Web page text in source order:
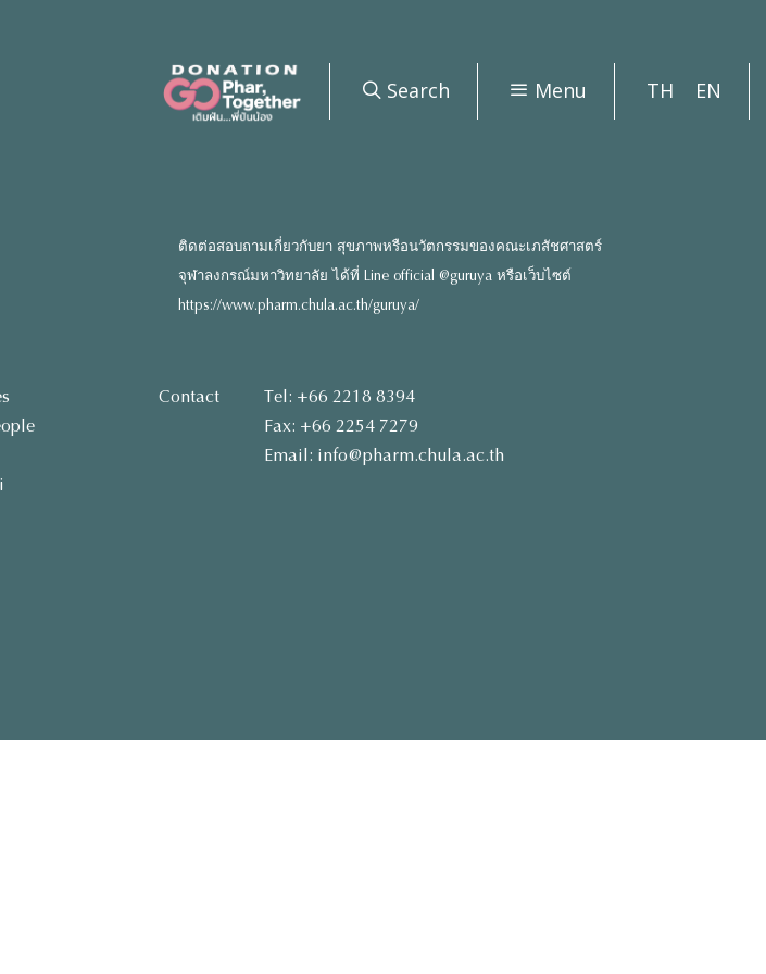
Search Menu TH EN
ติดต่อสอบถามเกี่ยวกับยา สุขภาพหรือนวัตกรรมของคณะเภสัชศาสตร์
จุฬาลงกรณ์มหาวิทยาลัย ได้ที่ Line official @guruya หรือเว็บไซต์
https://www.pharm.chula.ac.th/guruya/
Contact
Tel: +66 2218 8394
Fax: +66 2254 7279
Email: info@pharm.chula.ac.th